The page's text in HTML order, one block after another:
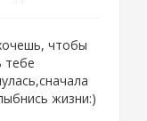
чтобы
тебе
жизни:)